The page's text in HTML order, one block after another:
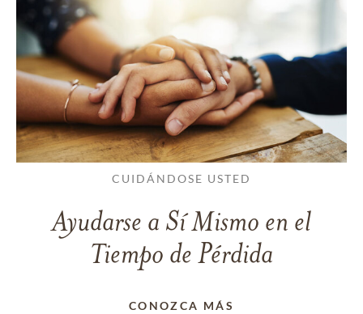
CUIDÁNDOSE USTED
Ayudarse a Sí Mismo en el
Tiempo de Pérdida
CONOZCA MÁS